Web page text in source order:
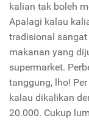
kalian tak boleh
Apalagi kalau
tradisional
makanan yang
supermarket.
tanggung, lho!
kalau dikalikan
20.000. Cukup